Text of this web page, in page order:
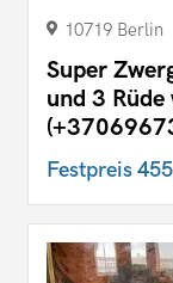
10719 Berlin
Super
und 3
Festpreis